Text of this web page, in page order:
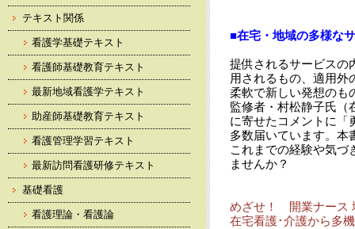
■在宅・地域の多様な
提供されるサービスの
用されるもの、適用外
柔軟で新しい発想のも
監修者・村松静子氏（
に寄せたコメントに「
多数届いています。本
これまでの経験や気づ
ませんか？
めざせ！ 開業ナース
在宅看護･介護から多
テキスト関係
看護学基礎テキスト
看護師基礎教育テキスト
最新地域看護学テキスト
助産師基礎教育テキスト
看護管理学習テキスト
最新訪問看護研修テキスト
基礎看護
看護理論・看護論